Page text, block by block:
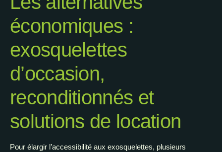
économiques :
exosquelettes
d’occasion,
reconditionnés et
solutions de location
Pour élargir l’accessibilité aux exosquelettes, plusieurs